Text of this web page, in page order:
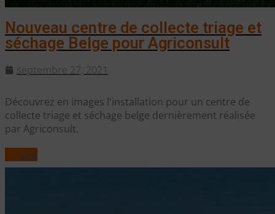
Nouveau centre de collecte triage et
séchage Belge pour Agriconsult
septembre 27, 2021
Découvrez en images l'installation pour un centre de
collecte triage et séchage belge dernièrement réalisée
par Agriconsult.
Lire